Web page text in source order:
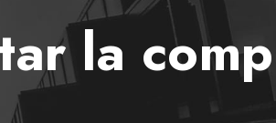
la